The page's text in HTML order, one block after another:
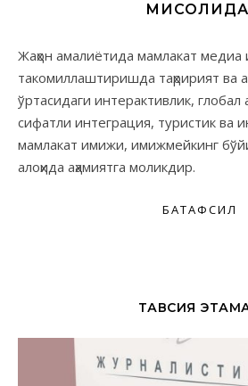
Жаҳон амалиётида мамлакат медиа имижини
такомиллаштиришда таҳририят ва
ўртасидаги интерактивлик, глобал
сифатли интеграция, туристик ва
мамлакат имижи, имижмейкинг
алоҳида аҳамиятга моликдир.
БАТАФСИЛ
ТАВСИЯ